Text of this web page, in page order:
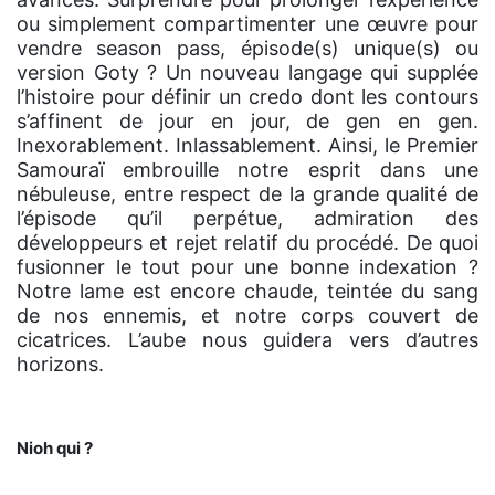
ou simplement compartimenter une œuvre pour
vendre season pass, épisode(s) unique(s) ou
version Goty ? Un nouveau langage qui supplée
l’histoire pour définir un credo dont les contours
s’affinent de jour en jour, de gen en gen.
Inexorablement. Inlassablement. Ainsi, le Premier
Samouraï embrouille notre esprit dans une
nébuleuse, entre respect de la grande qualité de
l’épisode qu’il perpétue, admiration des
développeurs et rejet relatif du procédé. De quoi
fusionner le tout pour une bonne indexation ?
Notre lame est encore chaude, teintée du sang
de nos ennemis, et notre corps couvert de
cicatrices. L’aube nous guidera vers d’autres
horizons.
Nioh qui ?